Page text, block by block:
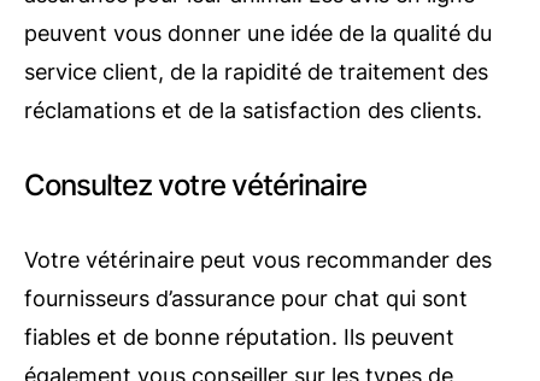
peuvent vous donner une idée de la qualité du
service client, de la rapidité de traitement des
réclamations et de la satisfaction des clients.
Consultez votre vétérinaire
Votre vétérinaire peut vous recommander des
fournisseurs d’assurance pour chat qui sont
fiables et de bonne réputation. Ils peuvent
également vous conseiller sur les types de